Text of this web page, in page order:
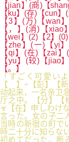
【jian】(商)【
【ku】(存)【cun
【3】(万)【wan
【，】(消)【
【wei】(2)【2】
【zhe】(一)【yi
【qi】(在)【zai
【yu】(较)【jiao
【。】
「すごく可愛い
【 】÷【彭】【
动起来，一名亲卫
厅之中。【分】【
☣【在】申しわけ
言った。女の子二
当時の新宿の町で
時二十分に知らな
初めてだった。断